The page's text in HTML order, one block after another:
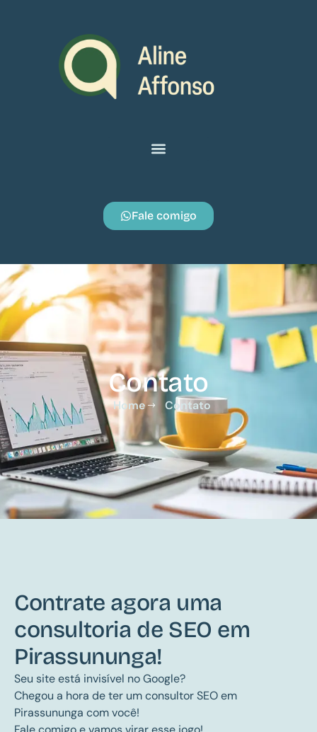
Fale comigo
Contato
Home Contato
Contrate agora uma
consultoria de SEO em
Pirassununga!
Seu site está invisível no Google?
Chegou a hora de ter um consultor SEO em
Pirassununga com você!